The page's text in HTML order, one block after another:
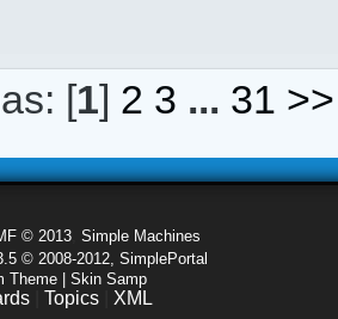
[1] 2 3 ... 31 >>
© 2013 Simple Machines
© 2008-2012, SimplePortal
Theme | Skin Samp
Topics XML